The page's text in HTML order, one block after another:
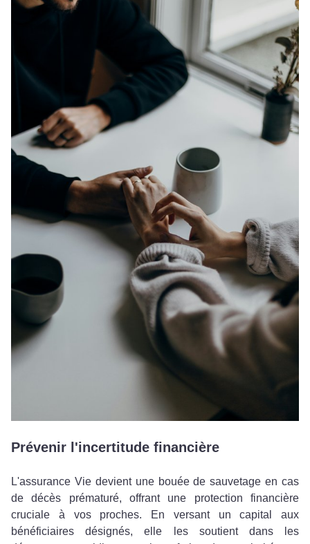
Prévenir l'incertitude financière
L'assurance Vie devient une bouée de sauvetage en cas
de décès prématuré, offrant une protection financière
cruciale à vos proches. En versant un capital aux
bénéficiaires désignés, elle les soutient dans les